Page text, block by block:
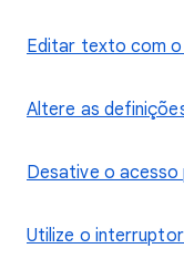
Editar texto com
Altere as
Desative o
Utilize o